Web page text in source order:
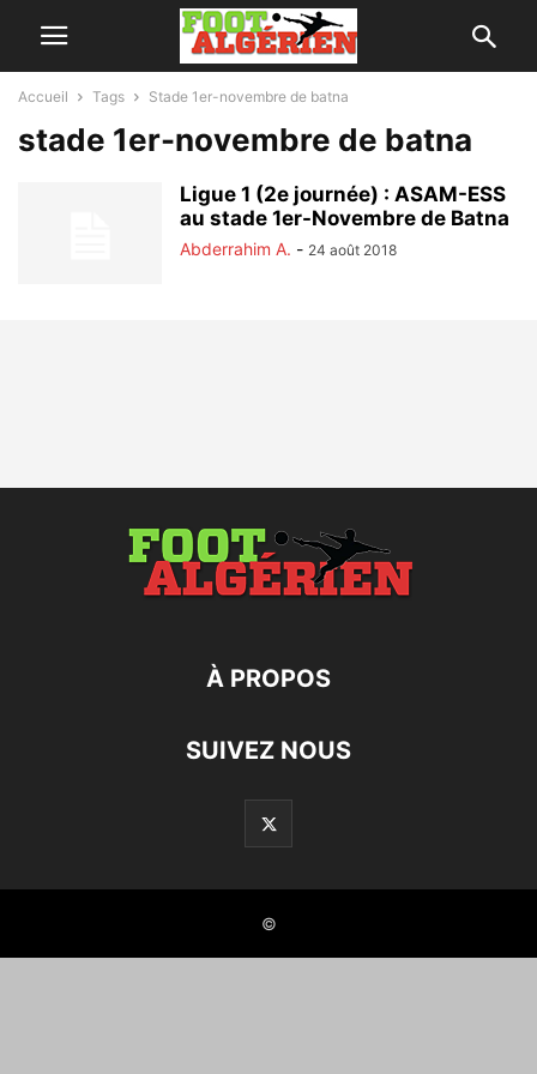
Accueil Tags Stade 1er-novembre de batna
stade 1er-novembre de batna
Ligue 1 (2e journée) : ASAM-ESS
au stade 1er-Novembre de Batna
Abderrahim A. - 24 août 2018
À PROPOS
SUIVEZ NOUS
©